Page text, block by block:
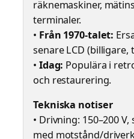
räknemaskiner,
terminaler.
• Från 1970-talet:
senare LCD
• Idag: Populära i
och restaurering.
Tekniska notiser
• Drivning: 150–200
med motstånd/